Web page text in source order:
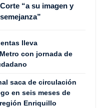
Corte “a su imagen y
semejanza”
lleva
con jornada de
saca de circulación
en seis meses de
Enriquillo